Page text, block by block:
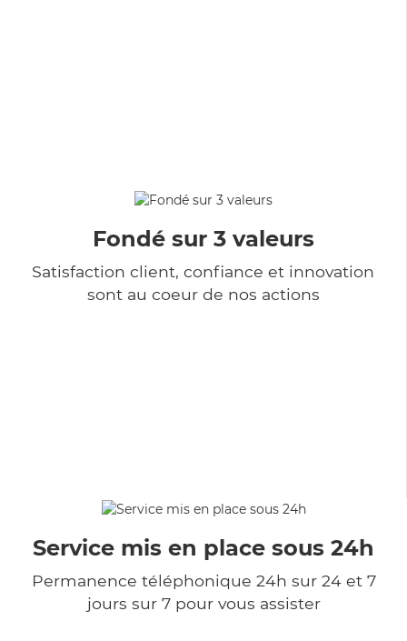
Fondé sur 3 valeurs
Satisfaction client, confiance et innovation
sont au coeur de nos actions
Service mis en place sous 24h
Permanence téléphonique 24h sur 24 et 7
jours sur 7 pour vous assister